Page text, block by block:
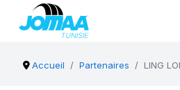
Accueil Partenaires LING